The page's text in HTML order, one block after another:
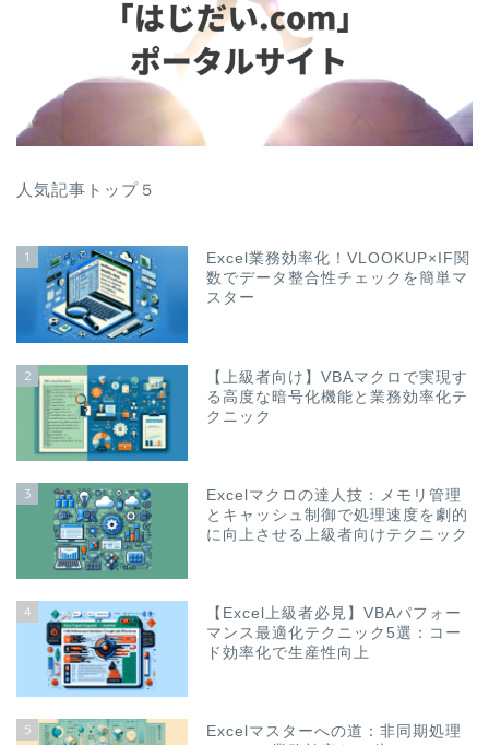
人気記事トップ５
1
Excel業務効率化！VLOOKUP×IF関
数でデータ整合性チェックを簡単マ
スター
2
【上級者向け】VBAマクロで実現す
る高度な暗号化機能と業務効率化テ
クニック
3
Excelマクロの達人技：メモリ管理
とキャッシュ制御で処理速度を劇的
に向上させる上級者向けテクニック
4
【Excel上級者必見】VBAパフォー
マンス最適化テクニック5選：コー
ド効率化で生産性向上
5
Excelマスターへの道：非同期処理